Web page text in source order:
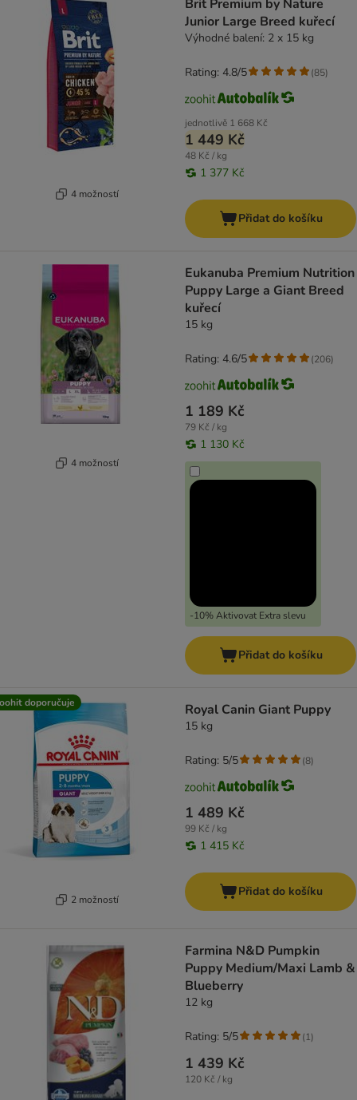
4 možností
Brit Premium by Nature
Junior Large Breed kuřecí
Výhodné balení: 2 x 15 kg
jednotlivě 1 668 Kč
1 449 Kč
48 Kč / kg
1 377 Kč
Rating: 4.8/5 (85)
Přidat do košíku
4 možností
Eukanuba Premium Nutrition
Puppy Large a Giant Breed
kuřecí
15 kg
1 189 Kč
79 Kč / kg
1 130 Kč
-10% Aktivovat Extra slevu
Rating: 4.6/5 (206)
Přidat do košíku
doporučuje
2 možností
Royal Canin Giant Puppy
15 kg
1 489 Kč
99 Kč / kg
1 415 Kč
Rating: 5/5 (8)
Přidat do košíku
Farmina N&D Pumpkin
Puppy Medium/Maxi Lamb &
Blueberry
12 kg
1 439 Kč
120 Kč / kg
Rating: 5/5 (1)